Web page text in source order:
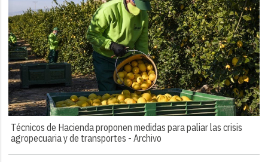
Técnicos de Hacienda proponen medidas para paliar las crisis
agropecuaria y de transportes -Archivo